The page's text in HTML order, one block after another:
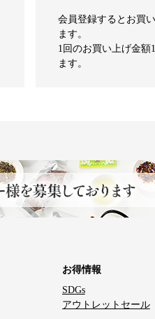
会員登録するとお買
ます。
1回のお買い上げ金額
ます。
お得情報
SDGs
アウトレットセール